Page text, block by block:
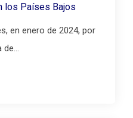
los Países Bajos
en enero de 2024, por